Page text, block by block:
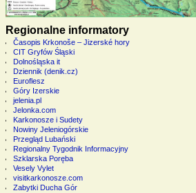
Regionalne informatory
Časopis Krkonoše – Jizerské hory
CIT Gryfów Śląski
Dolnośląska it
Dziennik (denik.cz)
Euroflesz
Góry Izerskie
jelenia.pl
Jelonka.com
Karkonosze i Sudety
Nowiny Jeleniogórskie
Przegląd Lubański
Regionalny Tygodnik Informacyjny
Szklarska Poręba
Vesely Vylet
visitkarkonosze.com
Zabytki Ducha Gór